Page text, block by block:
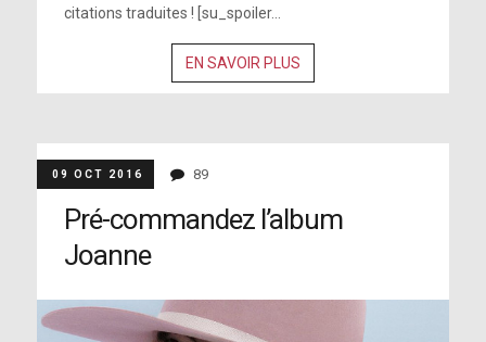
citations traduites ! [su_spoiler...
EN SAVOIR PLUS
09 OCT 2016 89
Pré-commandez l’album
Joanne